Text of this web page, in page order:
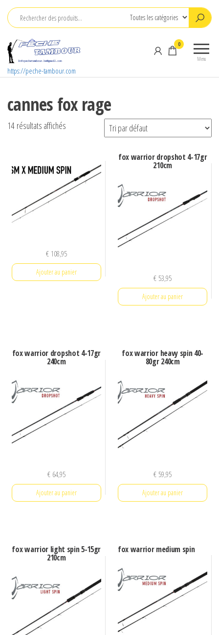
Aller
https://peche-tambour.com
Menu
0
cannes fox rage
14 résultats affichés
€108,95
Ajouter au panier
fox warrior dropshot 4-17gr
210cm
€ 53,95
Ajouter au panier
fox warrior dropshot 4-17gr
240cm
€64,95
Ajouter au panier
fox warrior heavy spin 40-
80gr 240cm
€ 59,95
Ajouter au panier
fox warrior light spin 5-15gr
210cm
fox warrior medium spin